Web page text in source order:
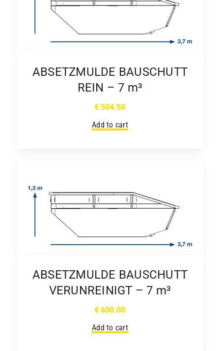
ABSETZMULDE BAUSCHUTT
REIN – 7 m³
€ 504.50
Add to cart
ABSETZMULDE BAUSCHUTT
VERUNREINIGT – 7 m³
€ 600.00
Add to cart